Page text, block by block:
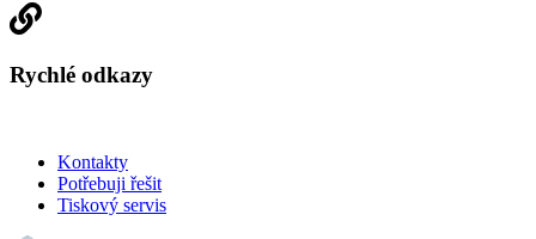
Rychlé odkazy
Kontakty
Potřebuji řešit
Tiskový servis